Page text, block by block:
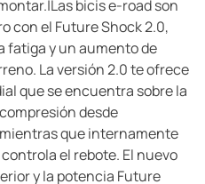
bicis e-road son
con el Future Shock 2.0,
fatiga y un aumento de
La versión 2.0 te ofrece
que se encuentra sobre la
desde
que internamente
el rebote. El nuevo
y la potencia Future